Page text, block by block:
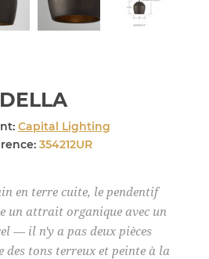
DELLA
Capital Lighting
354212UR
en terre cuite, le pendentif
un attrait organique avec un
— il n'y a pas deux pièces
des tons terreux et peinte à la